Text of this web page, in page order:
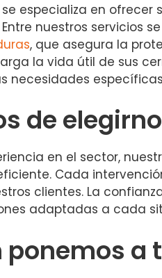
especializa en
nuestros servicios
, que asegura la
la vida útil de sus
necesidades
de
en el sector,
Cada
clientes. La
adaptadas a cada
ponemos a